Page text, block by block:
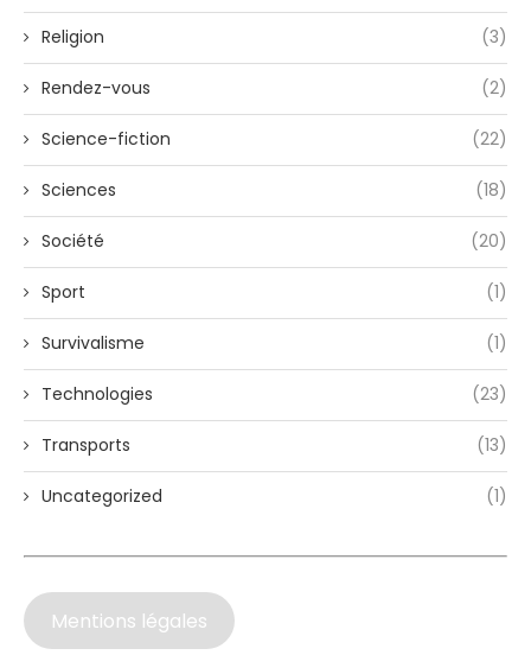
Religion (3)
Rendez-vous (2)
Science-fiction (22)
Sciences (18)
Société (20)
Sport (1)
Survivalisme (1)
Technologies (23)
Transports (13)
Uncategorized (1)
Mentions légales